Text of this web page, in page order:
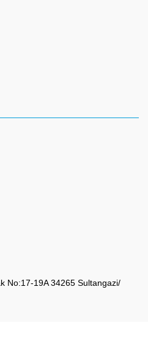
No:17-19A 34265 Sultangazi/